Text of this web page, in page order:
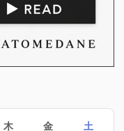
木 金 土